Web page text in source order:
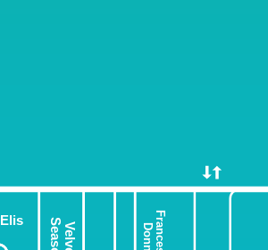
Francesco
Donni
Velvet
Season
Elis